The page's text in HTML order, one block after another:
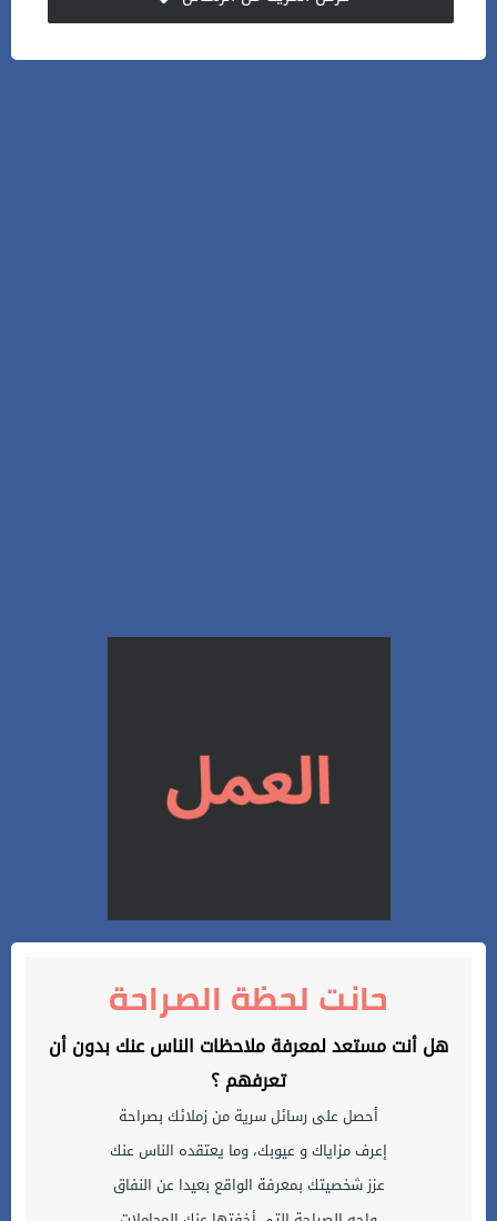
حانت لحظة الصراحة
هل أنت مستعد لمعرفة ملاحظات الناس عنك بدون أن
تعرفهم ؟
أحصل على رسائل سرية من زملائك بصراحة
إعرف مزاياك و عيوبك، وما يعتقده الناس عنك
عزز شخصيتك بمعرفة الواقع بعيدا عن النفاق